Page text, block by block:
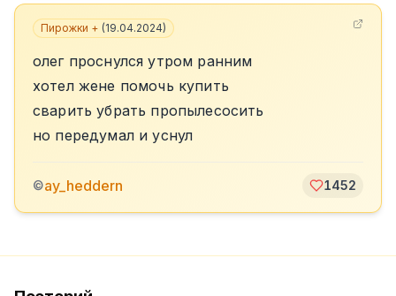
Пирожки + (19.04.2024)
олег проснулся утром ранним
хотел жене помочь купить
сварить убрать пропылесосить
но передумал и уснул
©ay_heddern 1452